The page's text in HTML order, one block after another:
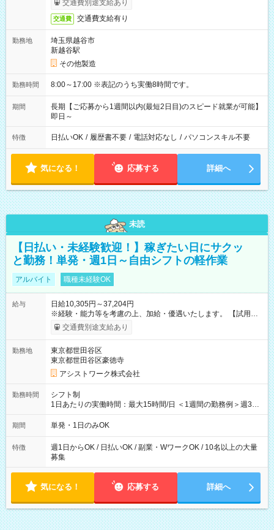
交通費別途支給あり
交通費 交通費支給有り
勤務地
埼玉県越谷市
新越谷駅
その他製造
勤務時間 8:00～17:00 ※表記のうち実働8時間です。
期間
長期【ご応募から1週間以内(最短2日目)のスピード就業が可能】
即日～
特徴 日払いOK / 履歴書不要 / 電話対応なし / パソコンスキル不要
気になる！ 応募する 詳細へ
未読
【日払い・未経験歓迎！】稼ぎたい日にサクッ
と勤務！単発・週1日～自由シフトの軽作業
アルバイト 職種未経験OK
給与
日給10,305円～37,204円
※経験・能力等を考慮の上、加給・優遇いたします。 【試用期
間】試用期間なし
交通費別途支給あり
勤務地
東京都世田谷区
東京都世田谷区豪徳寺
アシストワーク株式会社
勤務時間
シフト制
1日あたりの実働時間：最大15時間/日 ＜1週間の勤務例＞週3回
勤務 勤務：月・水・金 休み：火・木・土・日 好きな時にお仕事
可能です！ ※1日あたりの最大実働時間は日勤、夜勤共に勤務し
期間 単発・1日のみOK
特徴
週1日からOK / 日払いOK / 副業・WワークOK / 10名以上の大量
募集
気になる！ 応募する 詳細へ